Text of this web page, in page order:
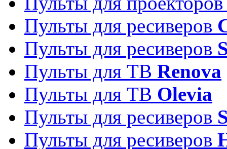
Пульты для ресиверов
Пульты для ресиверов
Пульты для ТВ Renova
Пульты для ТВ Olevia
Пульты для ресиверов
Пульты для ресиверов